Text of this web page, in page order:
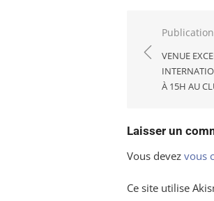
de
l’article
VENUE
À 15H AU
Laisser un
Vous devez vous
Ce site utilise